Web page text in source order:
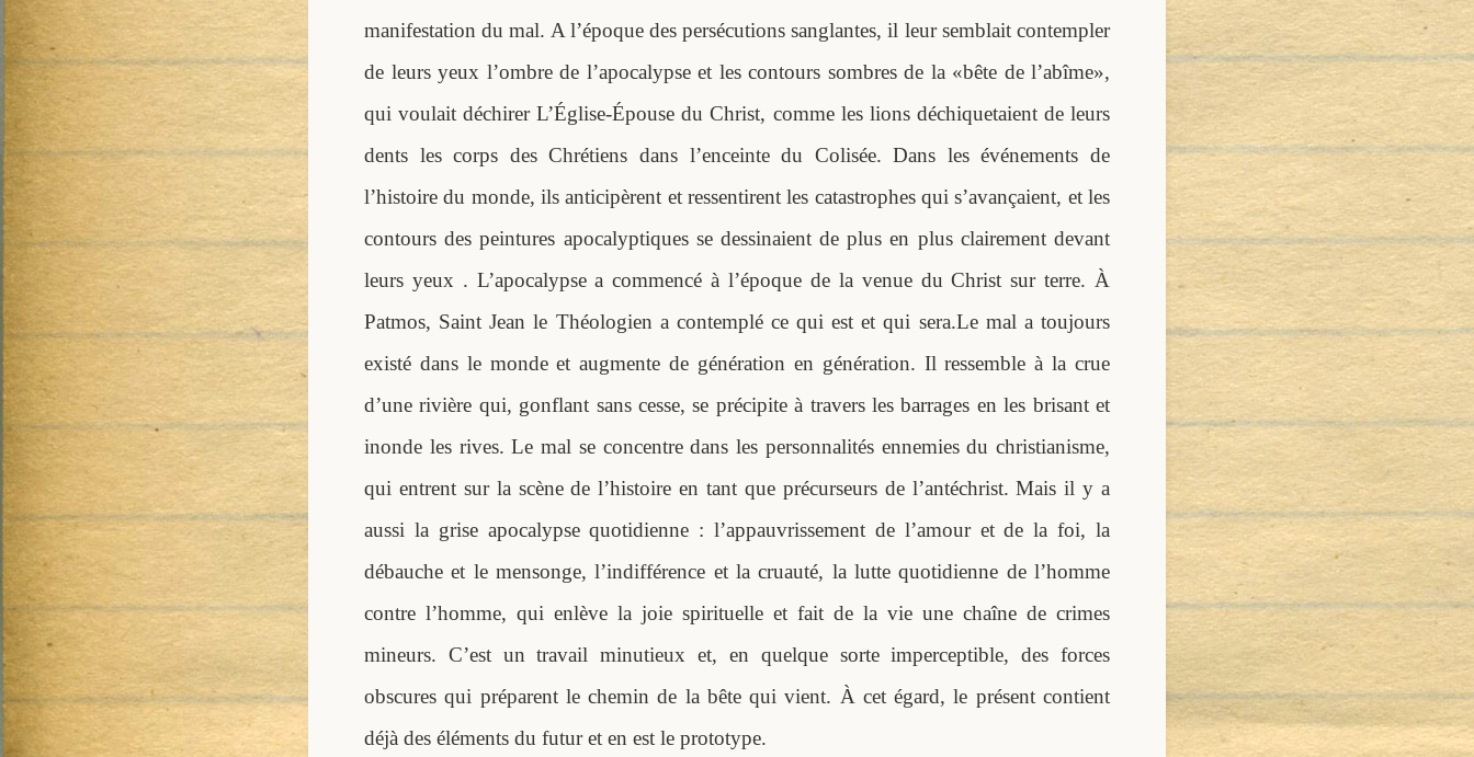
manifestation du mal. A l’époque des persécutions sanglantes, il leur semblait contempler
de leurs yeux l’ombre de l’apocalypse et les contours sombres de la «bête de l’abîme»,
qui voulait déchirer L’Église-Épouse du Christ, comme les lions déchiquetaient de leurs
dents les corps des Chrétiens dans l’enceinte du Colisée. Dans les événements de
l’histoire du monde, ils anticipèrent et ressentirent les catastrophes qui s’avançaient, et les
contours des peintures apocalyptiques se dessinaient de plus en plus clairement devant
leurs yeux . L’apocalypse a commencé à l’époque de la venue du Christ sur terre. À
Patmos, Saint Jean le Théologien a contemplé ce qui est et qui sera.Le mal a toujours
existé dans le monde et augmente de génération en génération. Il ressemble à la crue
d’une rivière qui, gonflant sans cesse, se précipite à travers les barrages en les brisant et
inonde les rives. Le mal se concentre dans les personnalités ennemies du christianisme,
qui entrent sur la scène de l’histoire en tant que précurseurs de l’antéchrist. Mais il y a
aussi la grise apocalypse quotidienne : l’appauvrissement de l’amour et de la foi, la
débauche et le mensonge, l’indifférence et la cruauté, la lutte quotidienne de l’homme
contre l’homme, qui enlève la joie spirituelle et fait de la vie une chaîne de crimes
mineurs. C’est un travail minutieux et, en quelque sorte imperceptible, des forces
obscures qui préparent le chemin de la bête qui vient. À cet égard, le présent contient
déjà des éléments du futur et en est le prototype.